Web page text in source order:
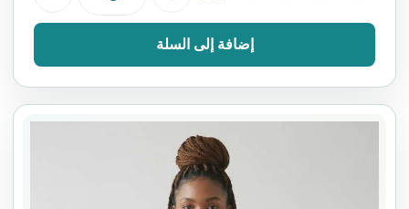
إضافة إلى السلة